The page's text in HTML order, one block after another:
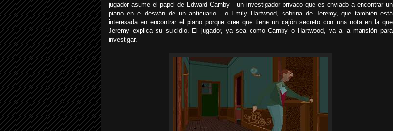
jugador asume el papel de Edward Carnby - un investigador privado que es enviado a encontrar un
piano en el desván de un anticuario - o Emily Hartwood, sobrina de Jeremy, que también está
interesada en encontrar el piano porque cree que tiene un cajón secreto con una nota en la que
Jeremy explica su suicidio. El jugador, ya sea como Carnby o Hartwood, va a la mansión para
investigar.